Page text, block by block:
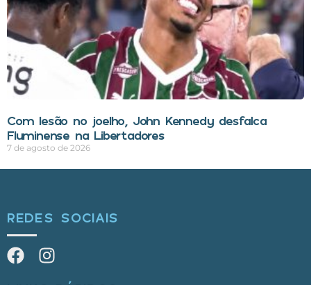
Com lesão no joelho, John Kennedy desfalca
Fluminense na Libertadores
7 de agosto de 2026
REDES SOCIAIS